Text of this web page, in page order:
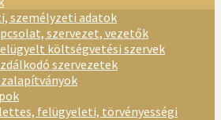
személyzeti adatok
szervezet, vezetők
költségvetési szervek
szervezetek
felügyeleti, törvényességi